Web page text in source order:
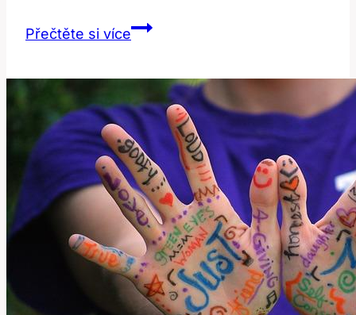
Přečtěte si víceVacations:
Dovolenou
a
Užít
Si
Ji?